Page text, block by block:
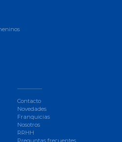
Contacto
Novedades
Franquicias
Nosotros
RRHH
Preguntas frecuentes